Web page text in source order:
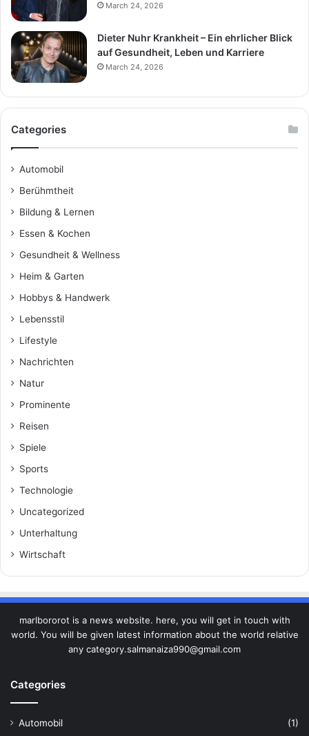
March 24, 2026
Dieter Nuhr Krankheit – Ein ehrlicher Blick
auf Gesundheit, Leben und Karriere
March 24, 2026
Categories
Automobil
Berühmtheit
Bildung & Lernen
Essen & Kochen
Gesundheit & Wellness
Heim & Garten
Hobbys & Handwerk
Lebensstil
Lifestyle
Nachrichten
Natur
Prominente
Reisen
Spiele
Sports
Technologie
Uncategorized
Unterhaltung
Wirtschaft
marlbororot is a news website. here, you will get in touch with
world. You will be given latest information about the world relative
any category.salmanaiza990@gmail.com
Categories
Automobil
(1)